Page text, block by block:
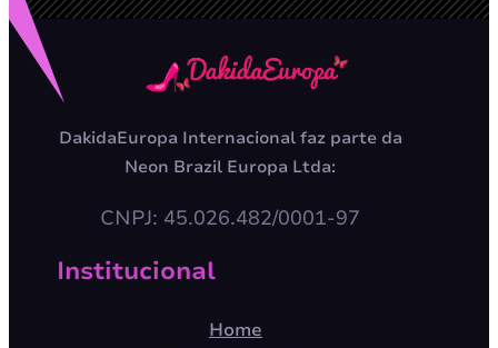
DakidaEuropa Internacional faz parte da
Neon Brazil Europa Ltda:
CNPJ: 45.026.482/0001-97
Institucional
Home